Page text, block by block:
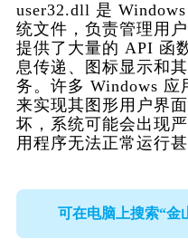
user32.dll 是
统文件，负责管理用
提供了大量的 API 函
息传递、图标显示和
务。许多 Windows 应
来实现其图形用户界
坏，系统可能会出现
用程序无法正常运行甚
可在电脑上搜索“金